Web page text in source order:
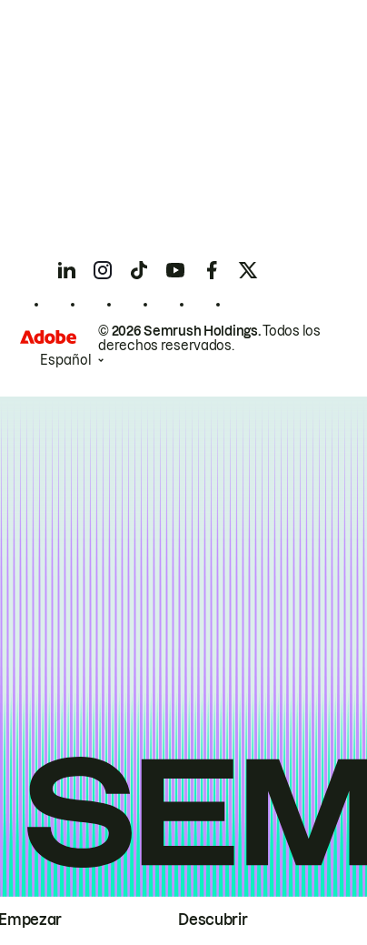
Empezar Descubrir
© 2026 Semrush Holdings.Todos los
derechos reservados.
Español